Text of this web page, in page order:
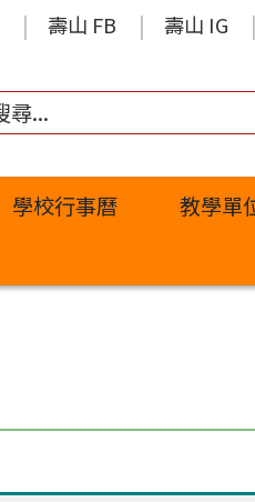
壽山 FB 壽山 IG
學校行事曆
教學單